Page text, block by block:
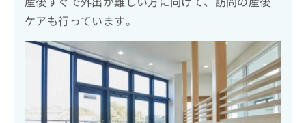
ケアも行っています。